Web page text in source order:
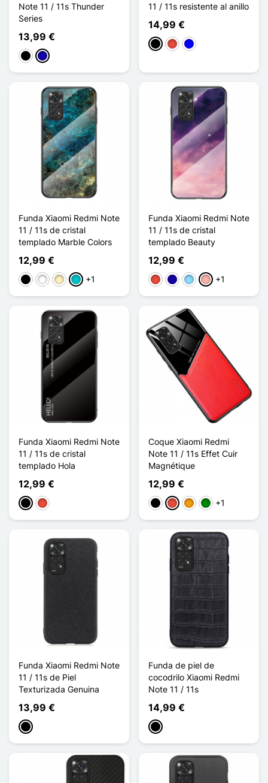
Note 11 / 11s Thunder
Series
13,99 €
NegroAzul oscuro
11 / 11s resistente al anillo
14,99 €
NegroRojoAzul
Funda Xiaomi Redmi Note
11 / 11s de cristal
templado Marble Colors
12,99 €
NegroBlanco
Oro Turquesa
+1
Funda Xiaomi Redmi Note
11 / 11s de cristal
templado Beauty
12,99 €
RojoAzul oscuro
Azul claro
Oro rosa
+1
Funda Xiaomi Redmi Note
11 / 11s de cristal
templado Hola
12,99 €
NegroRojo
Coque Xiaomi Redmi
Note 11 / 11s Effet Cuir
Magnétique
12,99 €
NegroRojoNaranjaVerde
+1
Funda Xiaomi Redmi Note
11 / 11s de Piel
Texturizada Genuina
13,99 €
Negro
Funda de piel de
cocodrilo Xiaomi Redmi
Note 11 / 11s
14,99 €
Negro